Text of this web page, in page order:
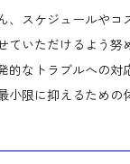
、スケジュールやコ
ていただけるよう努
的なトラブルへの対
小限に抑えるための